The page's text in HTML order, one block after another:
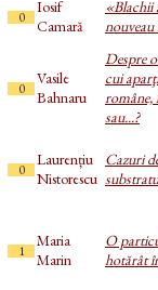
0
Iosif
Camară
«Blachii
nouveau
0
Vasile
Bahnaru
Despre
cui
române,
sau...?
0
Laurențiu
Nistorescu
Cazuri
1
Maria
Marin
O
hotărât